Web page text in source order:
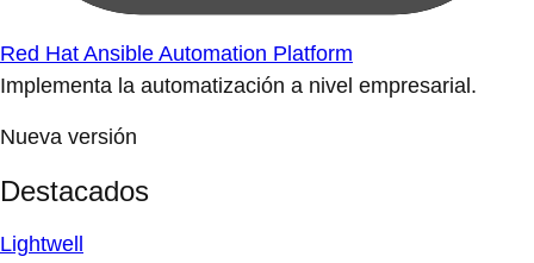
Red Hat Ansible Automation Platform
Implementa la automatización a nivel empresarial.
Nueva versión
Destacados
Lightwell